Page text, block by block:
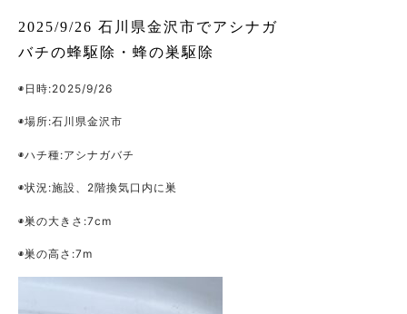
2025/9/26 石川県金沢市でアシナガ
バチの蜂駆除・蜂の巣駆除
◉日時:2025/9/26
◉場所:石川県金沢市
◉ハチ種:アシナガバチ
◉状況:施設、2階換気口内に巣
◉巣の大きさ:7cm
◉巣の高さ:7m